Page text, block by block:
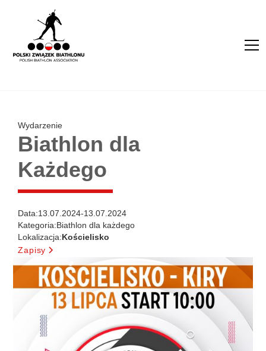
Wydarzenie
Biathlon dla
Każdego
Data:13.07.2024-13.07.2024
Kategoria:Biathlon dla każdego
Lokalizacja:Kościelisko
Zapisy